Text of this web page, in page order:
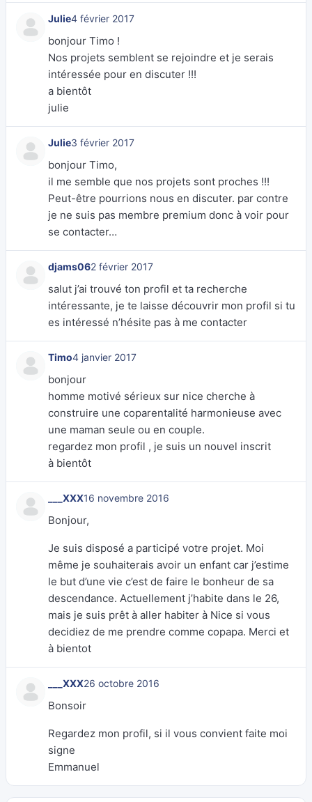
Julie4 février 2017
bonjour Timo !
Nos projets semblent se rejoindre et je serais
intéressée pour en discuter !!!
a bientôt
julie
Julie3 février 2017
bonjour Timo,
il me semble que nos projets sont proches !!!
Peut-être pourrions nous en discuter. par contre
je ne suis pas membre premium donc à voir pour
se contacter…
djams062 février 2017
salut j’ai trouvé ton profil et ta recherche
intéressante, je te laisse découvrir mon profil si tu
es intéressé n’hésite pas à me contacter
Timo4 janvier 2017
bonjour
homme motivé sérieux sur nice cherche à
construire une coparentalité harmonieuse avec
une maman seule ou en couple.
regardez mon profil , je suis un nouvel inscrit
à bientôt
___XXX16 novembre 2016
Bonjour,
Je suis disposé a participé votre projet. Moi
même je souhaiterais avoir un enfant car j’estime
le but d’une vie c’est de faire le bonheur de sa
descendance. Actuellement j’habite dans le 26,
mais je suis prêt à aller habiter à Nice si vous
decidiez de me prendre comme copapa. Merci et
à bientot
___XXX26 octobre 2016
Bonsoir
Regardez mon profil, si il vous convient faite moi
signe
Emmanuel